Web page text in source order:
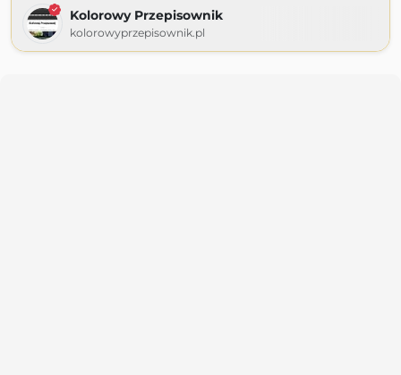
Kolorowy Przepisownik
kolorowyprzepisownik.pl